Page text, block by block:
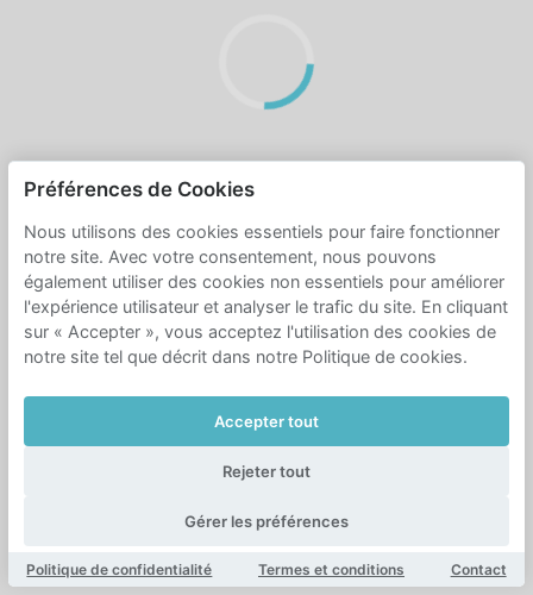
Préférences de Cookies
Nous utilisons des cookies essentiels pour faire fonctionner
notre site. Avec votre consentement, nous pouvons
également utiliser des cookies non essentiels pour améliorer
l'expérience utilisateur et analyser le trafic du site. En cliquant
sur « Accepter », vous acceptez l'utilisation des cookies de
notre site tel que décrit dans notre Politique de cookies.
Accepter tout
Rejeter tout
Gérer les préférences
Politique de confidentialité Termes et conditions Contact